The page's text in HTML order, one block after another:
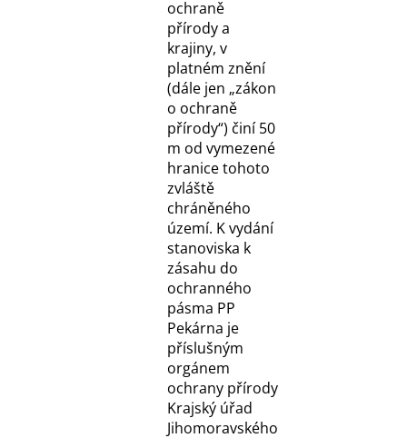
ochraně
přírody a
krajiny, v
platném znění
(dále jen „zákon
o ochraně
přírody“) činí 50
m od vymezené
hranice tohoto
zvláště
chráněného
území. K vydání
stanoviska k
zásahu do
ochranného
pásma PP
Pekárna je
příslušným
orgánem
ochrany přírody
Krajský úřad
Jihomoravského